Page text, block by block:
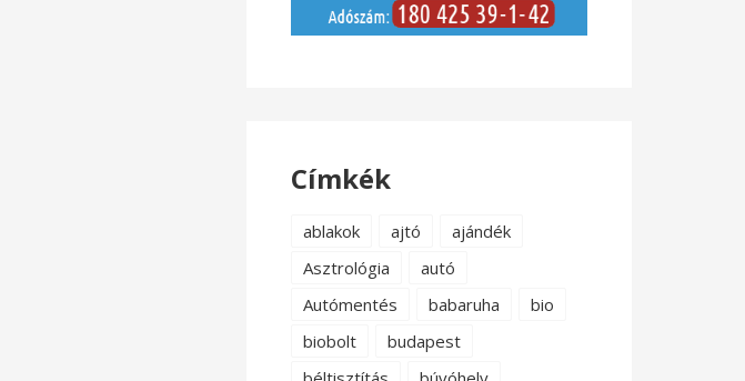
Címkék
ablakok ajtó
ajándék
Asztrológia
autó
Autómentés
babaruha
bio
biobolt
budapest